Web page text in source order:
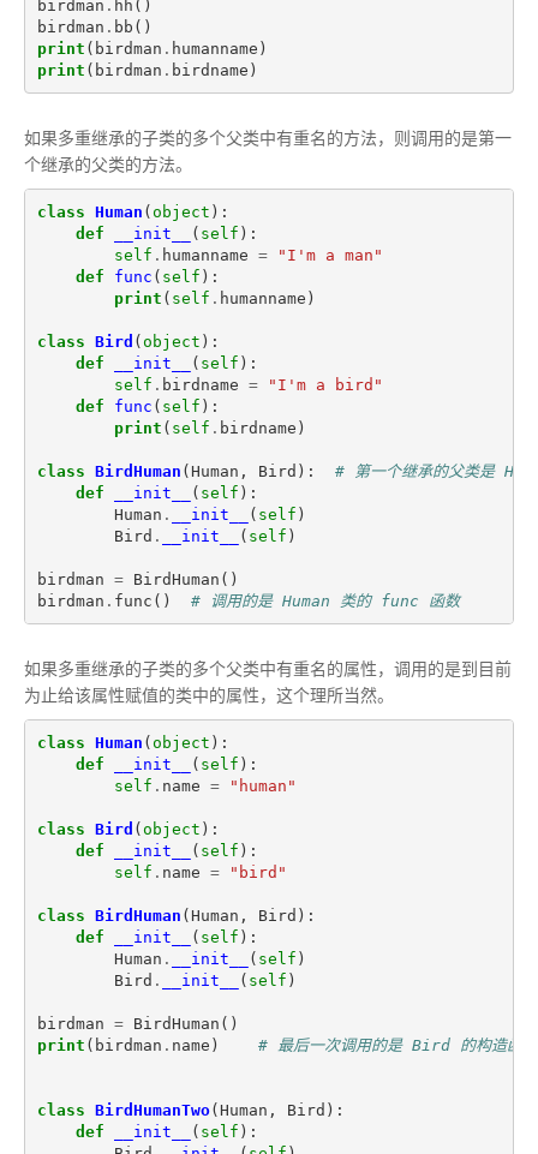
birdman . hh ()
birdman . bb ()
print ( birdman . humanname )
print ( birdman . birdname )
如果多重继承的子类的多个父类中有重名的方法，则调用的是第一
个继承的父类的方法。
class Human ( object ):
def
__init__ ( self ):
self . humanname =
"I'm a man"
def
func ( self ):
print ( self . humanname )
class Bird ( object ):
def
__init__ ( self ):
self . birdname =
"I'm a bird"
def
func ( self ):
print ( self . birdname )
class BirdHuman (Human , Bird ):
# 第一个继承的父类是
def
__init__ ( self ):
Human . __init__ ( self )
Bird . __init__ ( self )
birdman = BirdHuman ()
birdman . func () # 调用的是 Human 类的 func 函数
如果多重继承的子类的多个父类中有重名的属性，调用的是到目前
为止给该属性赋值的类中的属性，这个理所当然。
class Human ( object ):
def
__init__ ( self ):
self . name = "human"
class Bird ( object ):
def
__init__ ( self ):
self . name = "bird"
class BirdHuman (Human , Bird ):
def
__init__ ( self ):
Human . __init__ ( self )
Bird . __init__ ( self )
birdman = BirdHuman ()
print ( birdman . name ) # 最后一次调用的是 Bird 的构造函
class BirdHumanTwo(Human , Bird ):
def
__init__ ( self ):